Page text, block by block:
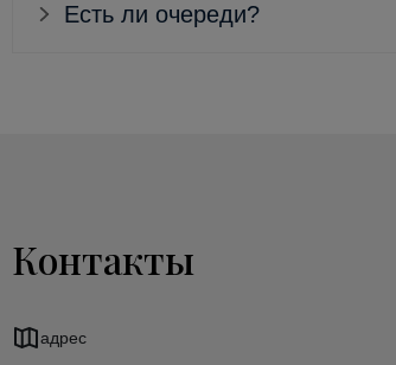
Есть ли очереди?
Контакты
адрес